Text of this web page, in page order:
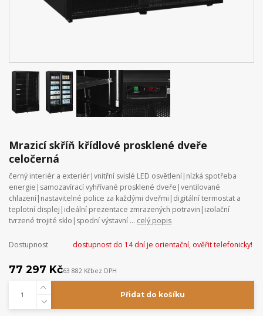
Mrazicí skříň křídlové prosklené dveře
celočerná
černý interiér a exteriér|vnitřní svislé LED osvětlení|nízká spotřeba
energie|samozavírací vyhřívané prosklené dveře|ventilované
chlazení|nastavitelné police za každými dveřmi|digitální termostat a
teplotní displej|ideální prezentace zmrazených potravin|izolační
tvrzené trojité sklo|spodní výstavní ... celý popis
Dostupnost dostupnost do 14 dní je orientační, ověřit telefonicky!
77 297 Kč63 882 Kčbez DPH
Přidat do košíku